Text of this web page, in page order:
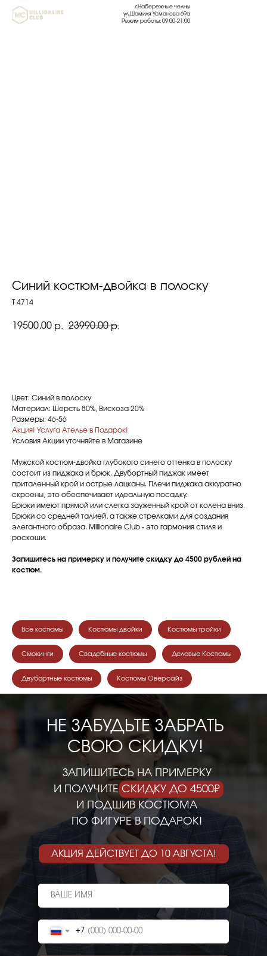
г.Набережные челны
ул.Шамиля Усманова 69а
Режим работы: 09:00-21:00
Синий костюм-двойка в полоску
T 4714
19500,00 р. 23990,00 р.
Цвет: Синий в полоску
Материал: Шерсть 80%, Вискоза 20%
Размеры: 46-56
Акция! Услуга Ателье в Подарок!
Условия Акции уточняйте в Магазине
Мужской костюм-двойка глубокого синего оттенка в полоску
состоит из пиджака и брюк. Двубортный пиджак имеет
приталенный крой и острые лацканы. Плечи пиджака аккуратно
скроены, это обеспечивает идеальную посадку.
Брюки имеют прямой или слегка зауженный крой от колена вниз.
Брюки со средней талией, а также стрелками для создания
элегантного образа. Millionaire Club - это гармония стиля и
роскоши.
Запишитесь на примерку и получите скидку до 4500 рублей на
костюм.
Все костюмы Костюмы двойки Костюмы тройки
Смокинги Свадебные костюмы Деловые Костюмы
Двубортные костюмы Костюмы Оверсайз
НЕ ЗАБУДЬТЕ ЗАБРАТЬ
СВОЮ СКИДКУ!
ЗАПИШИТЕСЬ НА ПРИМЕРКУ
И ПОЛУЧИТЕ СКИДКУ ДО 4500₽
И ПОДШИВ КОСТЮМА
ПО ФИГУРЕ В ПОДАРОК!
АКЦИЯ ДЕЙСТВУЕТ ДО 10 АВГУСТА!
+7